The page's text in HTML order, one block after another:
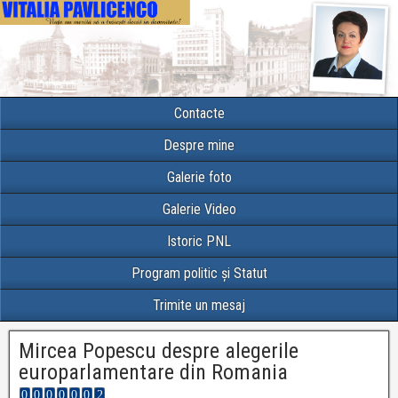
Contacte
Despre mine
Galerie foto
Galerie Video
Istoric PNL
Program politic și Statut
Trimite un mesaj
Mircea Popescu despre alegerile
europarlamentare din Romania